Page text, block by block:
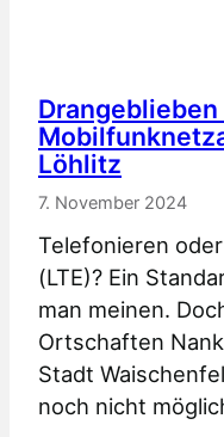
Löhlitz
7. November 2024
Telefonieren
(LTE)? Ein
man meinen.
Ortschaften
Stadt
noch nicht